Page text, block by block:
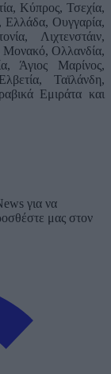
Κύπρος, Τσεχία,
Ελλάδα, Ουγγαρία,
Λιχτενστάιν,
Μονακό, Ολλανδία,
Άγιος Μαρίνος,
Ταϊλάνδη,
Εμιράτα και
για να
μας στον